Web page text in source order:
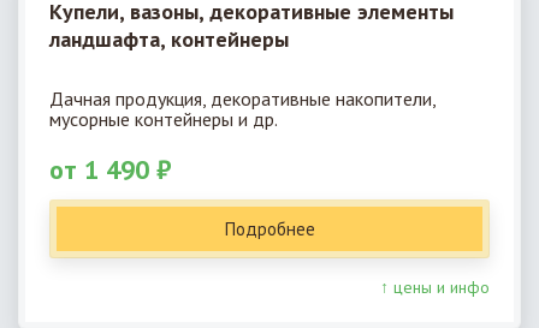
Купели, вазоны, декоративные элементы
ландшафта, контейнеры
Дачная продукция, декоративные накопители,
мусорные контейнеры и др.
от 1 490 ₽
Подробнее
↑ цены и инфо